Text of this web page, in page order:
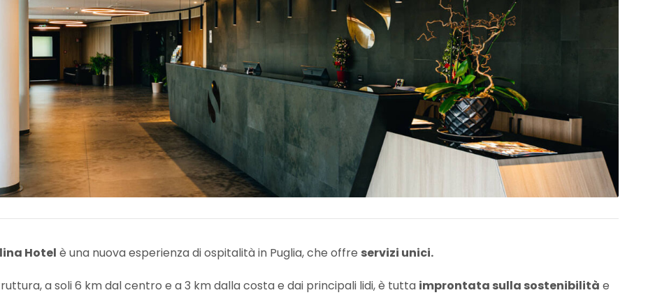
Hotel è una nuova esperienza di ospitalità in Puglia, che offre servizi unici.
a soli 6 km dal centro e a 3 km dalla costa e dai principali lidi, è tutta improntata sulla sostenibilità e